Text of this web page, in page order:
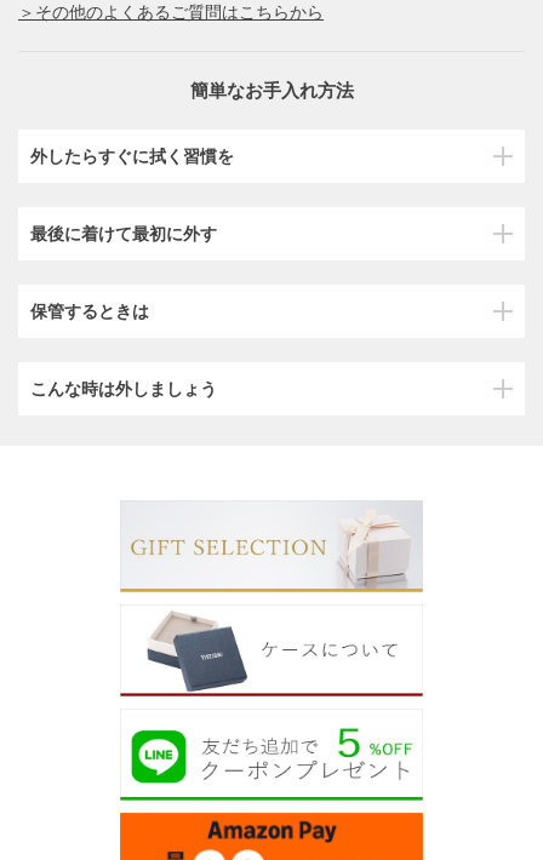
＞その他のよくあるご質問はこちらから
簡単なお手入れ方法
外したらすぐに拭く習慣を
最後に着けて最初に外す
保管するときは
こんな時は外しましょう